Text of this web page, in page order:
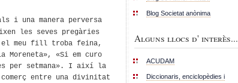
i una manera perversa
les seves pregàries
el meu fill troba feina,
«Si em curo
per setmana». I així la
entre una divinitat
Blog Societat anònima
Alguns llocs d' interès...
ACUDAM
Diccionaris, enciclopèdies i